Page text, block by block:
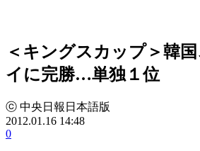
＜キングスカップ＞韓
イに完勝…単独１位
ⓒ 中央日報日本語版
2012.01.16 14:48
0